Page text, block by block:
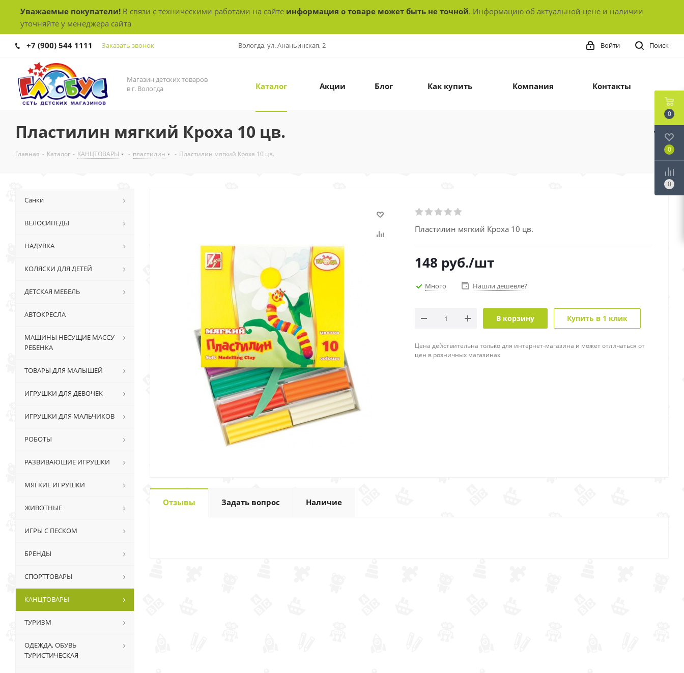
Уважаемые покупатели! В связи с техническими работами на сайте информация о товаре может быть не точной. Информацию об актуальной цене и наличии
уточняйте у менеджера сайта
+7 (900) 544 1111 Заказать звонок Вологда, ул. Ананьинская, 2 Поиск
Войти
Магазин детских товаров
в г. Вологда
Каталог Акции Блог Как купить Компания Контакты
Пластилин мягкий Кроха 10 цв.
Главная - Каталог - КАНЦТОВАРЫ - пластилин - Пластилин мягкий Кроха 10 цв.
Пластилин мягкий Кроха 10 цв.
148 руб./шт
Много Нашли дешевле?
В корзину Купить в 1 клик
Цена действительна только для интернет-магазина и может отличаться от
цен в розничных магазинах
Отзывы Задать вопрос Наличие
Санки
ВЕЛОСИПЕДЫ
НАДУВКА
КОЛЯСКИ ДЛЯ ДЕТЕЙ
ДЕТСКАЯ МЕБЕЛЬ
АВТОКРЕСЛА
МАШИНЫ НЕСУЩИЕ МАССУ
РЕБЕНКА
ТОВАРЫ ДЛЯ МАЛЫШЕЙ
ИГРУШКИ ДЛЯ ДЕВОЧЕК
ИГРУШКИ ДЛЯ МАЛЬЧИКОВ
РОБОТЫ
РАЗВИВАЮЩИЕ ИГРУШКИ
МЯГКИЕ ИГРУШКИ
ЖИВОТНЫЕ
ИГРЫ С ПЕСКОМ
БРЕНДЫ
СПОРТТОВАРЫ
КАНЦТОВАРЫ
ТУРИЗМ
ОДЕЖДА, ОБУВЬ
ТУРИСТИЧЕСКАЯ
0
0
0